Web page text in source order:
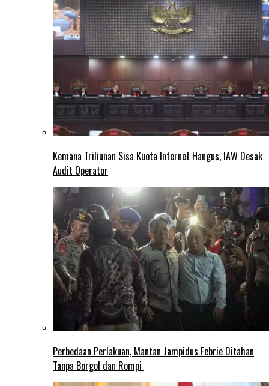
Kemana Triliunan Sisa Kuota Internet Hangus, IAW Desak
Audit Operator
Perbedaan Perlakuan, Mantan Jampidus Febrie Ditahan
Tanpa Borgol dan Rompi